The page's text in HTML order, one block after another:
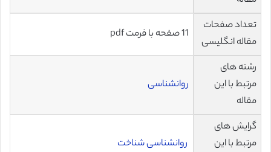
تعداد صفحات
مقاله انگلیسی
11 صفحه با فرمت pdf
رشته های
مرتبط با این
مقاله
روانشناسی
گرایش های
مرتبط با این
روانشناسی شناخت